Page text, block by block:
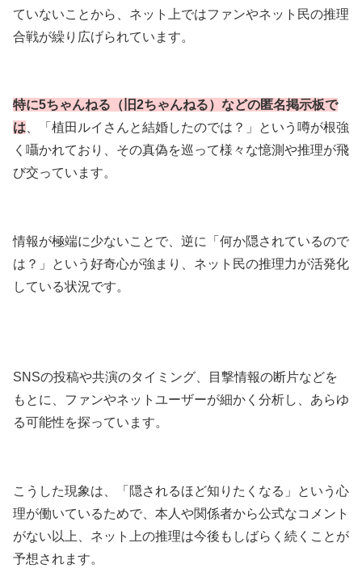
ていないことから、ネット上ではファンやネット民の推理
合戦が繰り広げられています。
特に5ちゃんねる（旧2ちゃんねる）などの匿名掲示板で
は、「植田ルイさんと結婚したのでは？」という噂が根強
く囁かれており、その真偽を巡って様々な憶測や推理が飛
び交っています。
情報が極端に少ないことで、逆に「何か隠されているので
は？」という好奇心が強まり、ネット民の推理力が活発化
している状況です。
SNSの投稿や共演のタイミング、目撃情報の断片などを
もとに、ファンやネットユーザーが細かく分析し、あらゆ
る可能性を探っています。
こうした現象は、「隠されるほど知りたくなる」という心
理が働いているためで、本人や関係者から公式なコメント
がない以上、ネット上の推理は今後もしばらく続くことが
予想されます。